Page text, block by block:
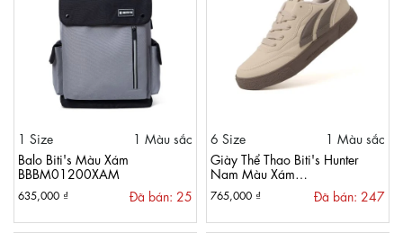
1 Size
1 Màu sắc
Balo Biti's Màu Xám
BBBM01200XAM
635,000 ₫ Đã bán: 25
6 Size
1 Màu sắc
Giày Thể Thao Biti's Hunter
Nam Màu Xám
765,000 ₫ Đã bán: 247